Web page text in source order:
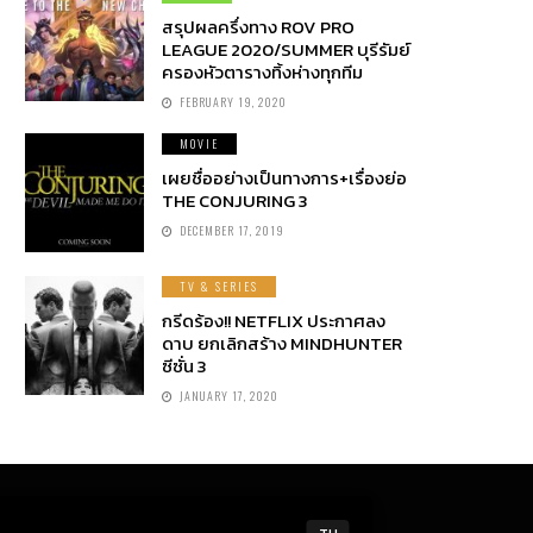
สรุปผลครึ่งทาง ROV PRO
LEAGUE 2020/SUMMER บุรีรัมย์
ครองหัวตารางทิ้งห่างทุกทีม
FEBRUARY 19, 2020
MOVIE
เผยชื่ออย่างเป็นทางการ+เรื่องย่อ
THE CONJURING 3
DECEMBER 17, 2019
TV & SERIES
กรีดร้อง!! NETFLIX ประกาศลง
ดาบ ยกเลิกสร้าง MINDHUNTER
ซีซั่น 3
JANUARY 17, 2020